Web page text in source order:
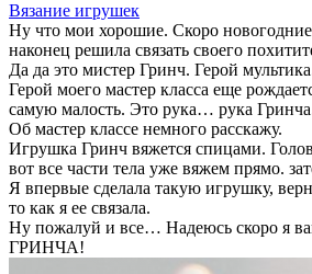
Вязание игрушек
Ну что мои хорошие. Скоро
наконец решила связать своего
Да да это мистер Гринч. Герой
Герой моего мастер класса еще
самую малость. Это рука… рука
Об мастер классе немного расскажу.
Игрушка Гринч вяжется спицами.
вот все части тела уже вяжем прямо.
Я впервые сделала такую игрушку,
то как я ее связала.
Ну пожалуй и все… Надеюсь скоро я
ГРИНЧА!